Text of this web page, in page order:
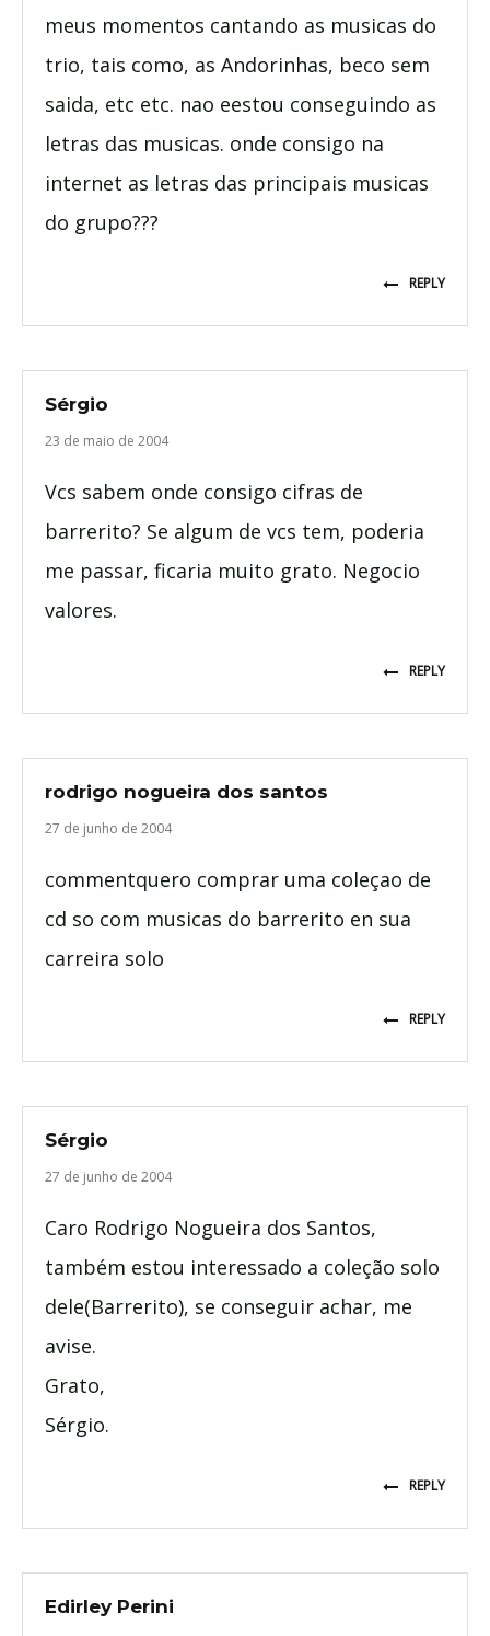
meus momentos cantando as musicas do
trio, tais como, as Andorinhas, beco sem
saida, etc etc. nao eestou conseguindo as
letras das musicas. onde consigo na
internet as letras das principais musicas
do grupo???
REPLY
Sérgio
23 de maio de 2004
Vcs sabem onde consigo cifras de
barrerito? Se algum de vcs tem, poderia
me passar, ficaria muito grato. Negocio
valores.
REPLY
rodrigo nogueira dos santos
27 de junho de 2004
commentquero comprar uma coleçao de
cd so com musicas do barrerito en sua
carreira solo
REPLY
Sérgio
27 de junho de 2004
Caro Rodrigo Nogueira dos Santos,
também estou interessado a coleção solo
dele(Barrerito), se conseguir achar, me
avise.
Grato,
Sérgio.
REPLY
Edirley Perini